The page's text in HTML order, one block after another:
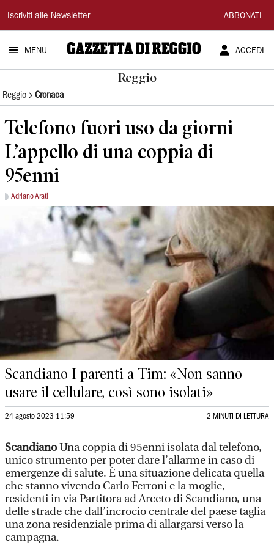
Gazzetta
di
Reggio
Iscriviti alle Newsletter ABBONATI
MENU ACCEDI
Reggio
Reggio Cronaca
Telefono fuori uso da giorni
L’appello di una coppia di
95enni
Adriano Arati
Scandiano I parenti a Tim: «Non sanno
usare il cellulare, così sono isolati»
24 agosto 2023 11:59 2 MINUTI DI LETTURA
ScandianoUna coppia di 95enni isolata dal telefono,
unico strumento per poter dare l’allarme in caso di
emergenze di salute. È una situazione delicata quella
che stanno vivendo Carlo Ferroni e la moglie,
residenti in via Partitora ad Arceto di Scandiano, una
delle strade che dall’incrocio centrale del paese taglia
una zona residenziale prima di allargarsi verso la
campagna.